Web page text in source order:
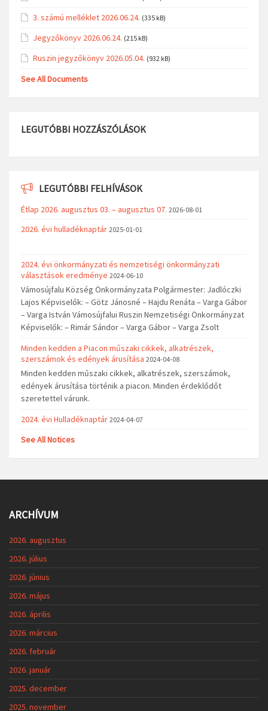
3. számú melléklet 2026.06.24. (335 kB)
Jegyzőkönyv 2026.06.24. (215 kB)
Ruszin jegyzőkönyv 2026.05.04. (932 kB)
See All Documents
LEGUTÓBBI HOZZÁSZÓLÁSOK
LEGUTÓBBI FELHÍVÁSOK
Étlap 2026. augusztus 03. – augusztus 07. 2026-08-01
2026. évi hulladéknaptár 2025-01-01
2024. évi önkormányzati és nemzetiségi önkormányzati
választások eredménye 2024-06-10
Vámosújfalu Község Önkormányzata Polgármester: Jadlóczki
Lajos Képviselők: – Götz Jánosné – Hajdu Renáta – Varga Gábor
– Varga István Vámosújfalui Ruszin Nemzetiségi Önkormányzat
Képviselők: – Rimár Sándor – Varga Gábor – Varga Zsolt
Minden kedden a Piacon műszaki cikkek, alkatrészek,
szerszámok és edények árusítása 2024-04-08
Minden kedden műszaki cikkek, alkatrészek, szerszámok,
edények árusítása történik a piacon. Minden érdeklődőt
szeretettel várunk.
2024. évi Hulladéknaptár 2024-04-07
See All Notices
ARCHÍVUM
2026. augusztus
2026. július
2026. június
2026. május
2026. április
2026. március
2026. február
2026. január
2025. december
2025. november